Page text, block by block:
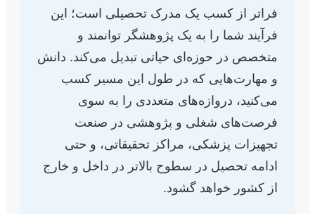
فراتر از کسب یک مدرک تحصیلی است؛ این
فرآیند شما را به یک پژوهشگر توانمند و
متخصص در حوزه‌ای حیاتی تبدیل می‌کند. دانش
و مهارت‌هایی که در طول این مسیر کسب
می‌کنید، دروازه‌های متعددی را به سوی
فرصت‌های شغلی و پژوهشی در صنعت
تجهیزات پزشکی، مراکز تحقیقاتی، و حتی
ادامه تحصیل در سطوح بالاتر در داخل و خارج
از کشور خواهد گشود.